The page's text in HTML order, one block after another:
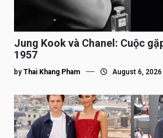
Jung Kook và Chanel: Cuộc
1957
by Thai Khang Pham August 6, 2026